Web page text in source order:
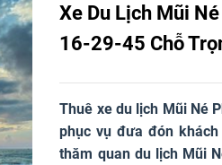
Xe Du Lịch Mũi
16-29-45 Chỗ
Thuê xe du lịch Mũi Né
phục vụ đưa đón khách
thăm quan du lịch Mũi